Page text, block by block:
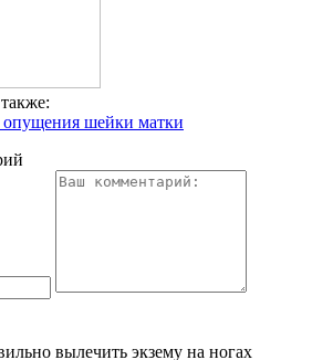
опущения шейки матки